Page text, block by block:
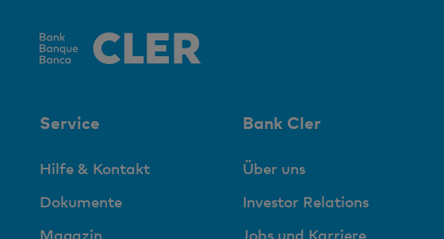
Service
Hilfe & Kontakt
Dokumente
Magazin
Bank Cler
Über uns
Investor Relations
Jobs und Karriere